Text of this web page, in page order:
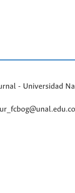
- Universidad